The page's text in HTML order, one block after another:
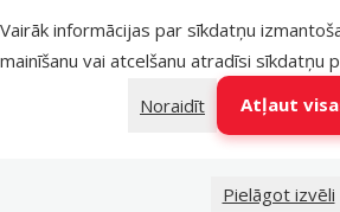
Vairāk informācijas par sīkdatņu
mainīšanu vai atcelšanu atradīsi sīkdatņu
Noraidīt
Atļaut
Pielāgot izvēli